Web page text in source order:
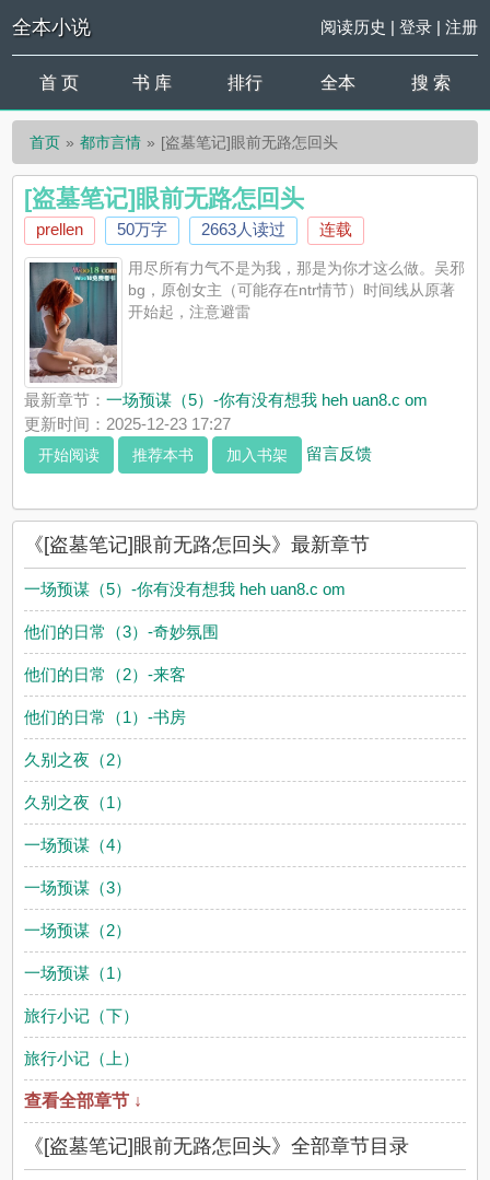
全本小说 阅读历史 | 登录| 注册
首 页 书 库 排行 全本 搜 索
首页 都市言情 [盗墓笔记]眼前无路怎回头
[盗墓笔记]眼前无路怎回头
prellen 50万字 2663人读过 连载
用尽所有力气不是为我，那是为你才这么做。吴邪
bg，原创女主（可能存在ntr情节）时间线从原著
开始起，注意避雷
最新章节：一场预谋（5）-你有没有想我 heh uan8.c om
更新时间：2025-12-23 17:27
开始阅读 推荐本书 加入书架 留言反馈
《[盗墓笔记]眼前无路怎回头》最新章节
一场预谋（5）-你有没有想我 heh uan8.c om
他们的日常（3）-奇妙氛围
他们的日常（2）-来客
他们的日常（1）-书房
久别之夜（2）
久别之夜（1）
一场预谋（4）
一场预谋（3）
一场预谋（2）
一场预谋（1）
旅行小记（下）
旅行小记（上）
查看全部章节 ↓
《[盗墓笔记]眼前无路怎回头》全部章节目录